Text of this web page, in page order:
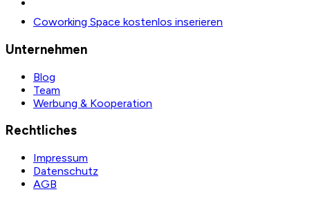
Coworking Space kostenlos inserieren
Unternehmen
Blog
Team
Werbung & Kooperation
Rechtliches
Impressum
Datenschutz
AGB